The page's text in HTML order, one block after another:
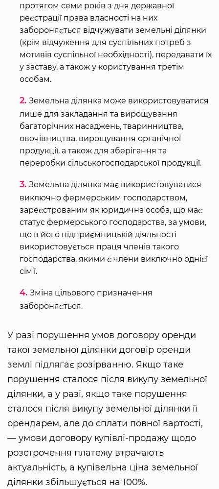
протягом семи років з дня державної
реєстрації права власності на них
забороняється відчужувати земельні ділянки
(крім відчуження для суспільних потреб з
мотивів суспільної необхідності), передавати їх
у заставу, а також у користування третім
особам.
Земельна ділянка може використовуватися
лише для закладання та вирощування
багаторічних насаджень, тваринництва,
овочівництва, вирощування органічної
продукції, а також для зберігання та
переробки сільськогосподарської продукції.
Земельна ділянка має використовуватися
виключно фермерським господарством,
зареєстрованим як юридична особа, що має
статус фермерського господарства, за умови,
що в його підприємницькій діяльності
використовується праця членів такого
господарства, якими є члени виключно однієї
сім’ї.
Зміна цільового призначення
забороняється.
У разі порушення умов договору оренди
такої земельної ділянки договір оренди
землі підлягає розірванню. Якщо таке
порушення сталося після викупу земельної
ділянки, а у разі, якщо таке порушення
сталося після викупу земельної ділянки її
орендарем, але до сплати повної вартості,
— умови договору купівлі-продажу щодо
розстрочення платежу втрачають
актуальність, а купівельна ціна земельної
ділянки збільшується на 100%.